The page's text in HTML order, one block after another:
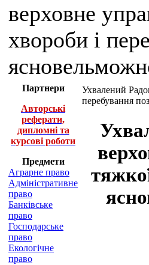
верховне
хвороби і
Партнери
Авторські
реферати,
дипломні та
курсові роботи
Предмети
Аграрне право
Адміністративне
право
Банківське
право
Господарське
право
Екологічне
право
Ухвалений
перебування